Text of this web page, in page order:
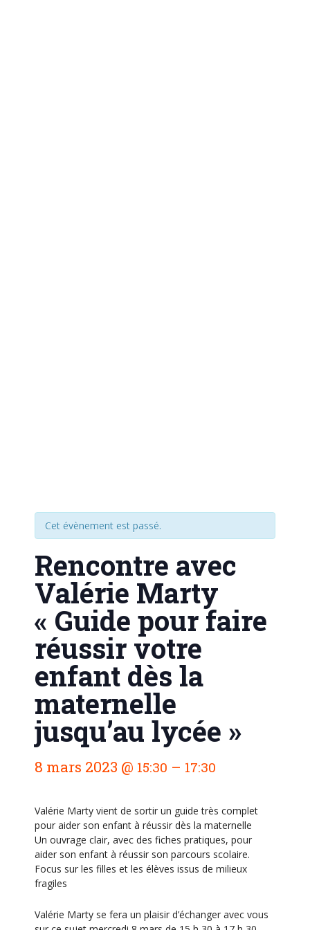
Cet évènement est passé.
Rencontre avec
Valérie Marty
« Guide pour faire
réussir votre
enfant dès la
maternelle
jusqu’au lycée »
N
a
i
g
a
t
i
o
8 mars 2023 @ 15:30 – 17:30
Valérie Marty vient de sortir un guide très complet
pour aider son enfant à réussir dès la maternelle
Un ouvrage clair, avec des fiches pratiques, pour
aider son enfant à réussir son parcours scolaire.
Focus sur les filles et les élèves issus de milieux
fragiles
Valérie Marty se fera un plaisir d’échanger avec vous